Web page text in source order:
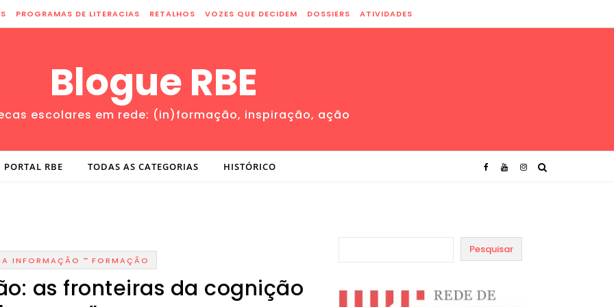
PROGRAMAS DE LITERACIAS RETALHOS VOZES QUE DECIDEM DOSSIERS ATIVIDADES
Blogue RBE
escolares em rede: (in)formação, inspiração, ação
PORTAL RBE TODAS AS CATEGORIAS HISTÓRICO
INFORMAÇÃO - FORMAÇÃO
as fronteiras da cognição
Pesquisar